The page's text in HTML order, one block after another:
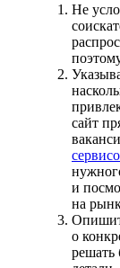
Не
сайт
и
на
о
решать